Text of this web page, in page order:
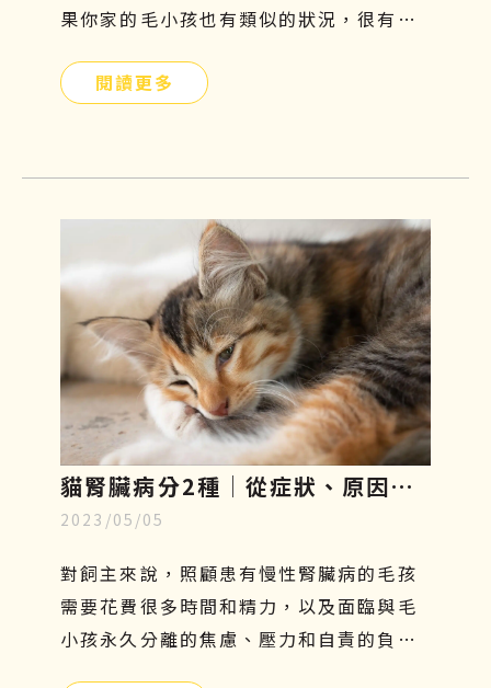
果你家的毛小孩也有類似的狀況，很有可
響貓咪的食慾及健康，因此這個問題不能
治療！
閱讀更多
貓腎臟病分2種│從症狀、原因、
飲食原則到幹細胞治療一一解析
2023/05/05
對飼主來說，照顧患有慢性腎臟病的毛孩
需要花費很多時間和精力，以及面臨與毛
小孩永久分離的焦慮、壓力和自責的負面